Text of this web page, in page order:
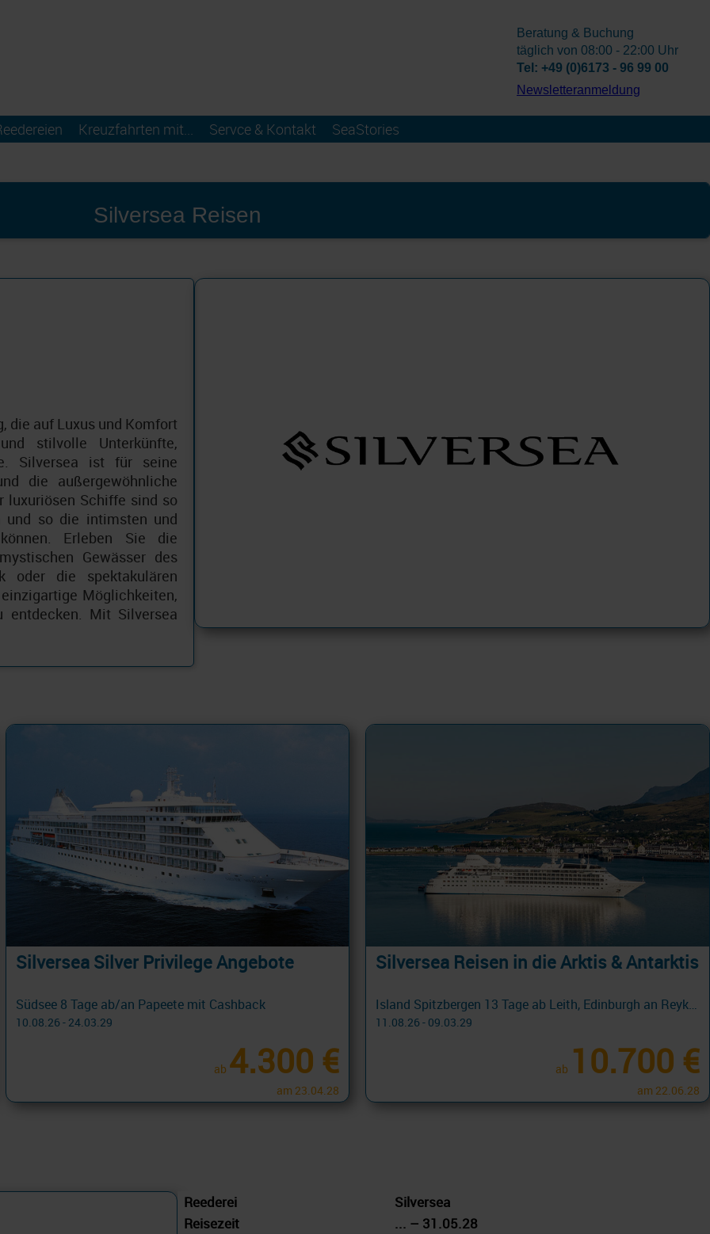
Kreuzfahrten mit... Servce & Kontakt SeaStories
Beratung & Buchung
täglich von 08:00 - 22:00 Uhr
Tel: +49 (0)6173 - 96 99 00
­Newsletteranmeldung
Silversea Reisen
die auf Luxus und Komfort
stilvolle Unterkünfte,
Silversea ist für seine
die außergewöhnliche
luxuriösen Schiffe sind so
und so die intimsten und
Erleben Sie die
Gewässer des
oder die spektakulären
Möglichkeiten,
entdecken. Mit Silversea
Silversea Silver Privilege Angebote
Südsee 8 Tage ab/an Papeete mit Cashback
10.08.26 - 24.03.29
ab 4.300 €
am 23.04.28
Silversea Reisen in die Arktis & Antarktis
Island Spitzbergen 13 Tage ab Leith, Edinburgh an Reykjavik mit Cashback
11.08.26 - 09.03.29
ab 10.700 €
am 22.06.28
Reederei
Silversea
Reisezeit
... – 31.05.28